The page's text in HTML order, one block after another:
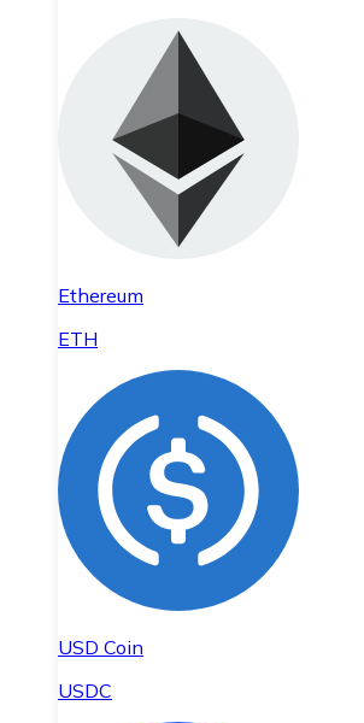
Ethereum
ETH
USD Coin
USDC